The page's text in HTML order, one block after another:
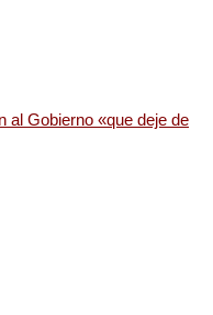
al Gobierno «que deje de